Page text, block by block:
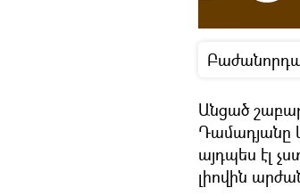
Անցած
Դամադյանը
այդպես էլ
լիովին